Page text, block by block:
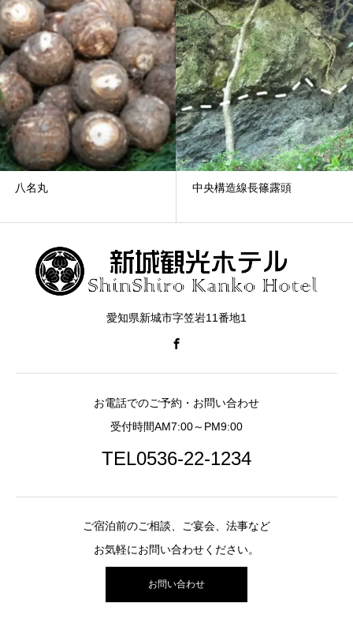
八名丸 中央構造線長篠露頭
愛知県新城市字笠岩11番地1
お電話でのご予約・お問い合わせ
受付時間AM7:00～PM9:00
TEL0536-22-1234
ご宿泊前のご相談、ご宴会、法事など
お気軽にお問い合わせください。
お問い合わせ